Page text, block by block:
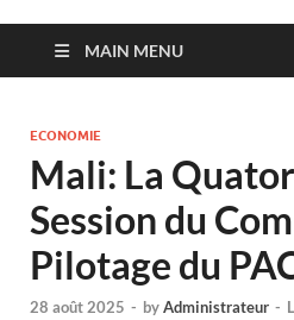
MAIN MENU
ECONOMIE
Mali: La
Session du
Pilotage du
28 août 2025 - byAdministrateur -